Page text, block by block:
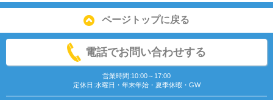
ページトップに戻る
電話でお問い合わせする
営業時間:10:00～17:00
定休日:水曜日・年末年始・夏季休暇・GW